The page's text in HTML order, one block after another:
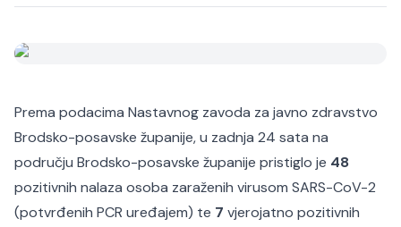
Prema podacima Nastavnog zavoda za javno zdravstvo
Brodsko-posavske županije, u zadnja 24 sata na
području Brodsko-posavske županije pristiglo je 48
pozitivnih nalaza osoba zaraženih virusom SARS-CoV-2
(potvrđenih PCR uređajem) te 7 vjerojatno pozitivnih